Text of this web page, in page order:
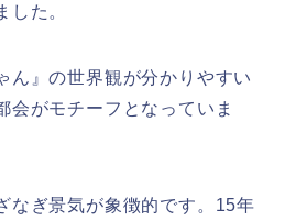
した。
ん』の世界観が分かりやすい
会がモチーフとなっていま
なぎ景気が象徴的です。15年